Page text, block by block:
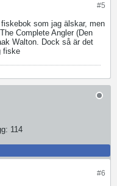
#5
som jag älskar, men
Complete Angler (Den
Walton. Dock så är det
fiske
114
#6